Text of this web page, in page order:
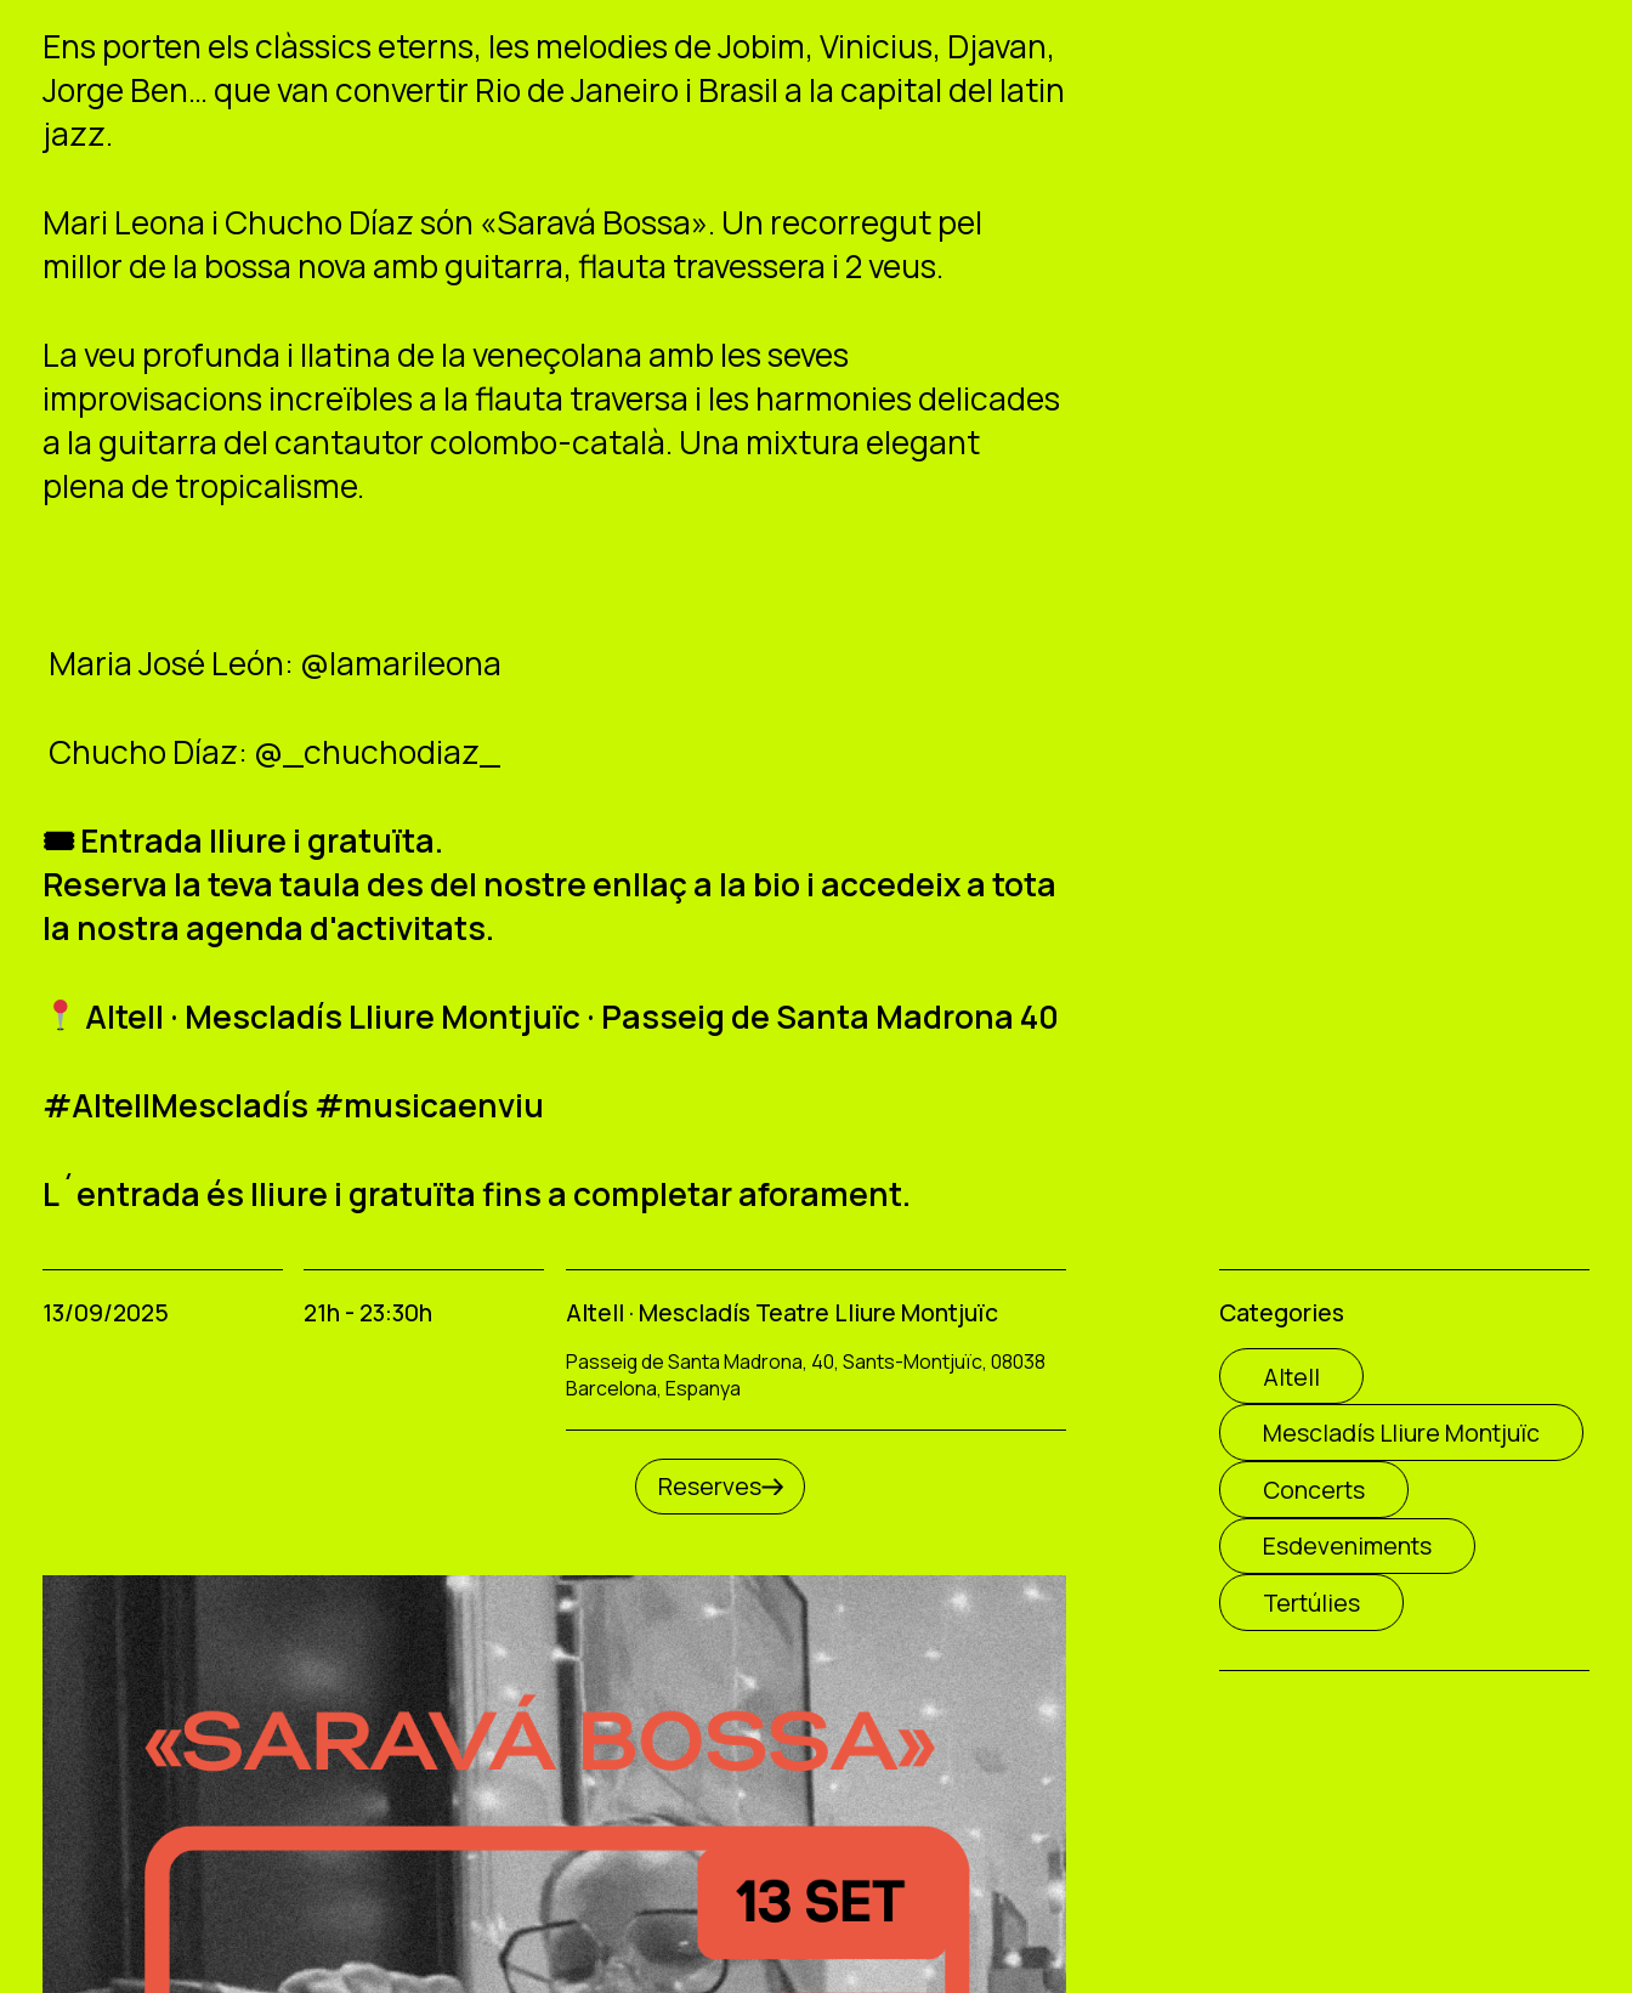
Ens porten els clàssics eterns, les melodies de Jobim, Vinicius, Djavan,
Jorge Ben… que van convertir Rio de Janeiro i Brasil a la capital del latin
jazz.
Mari Leona i Chucho Díaz són «Saravá Bossa». Un recorregut pel
millor de la bossa nova amb guitarra, flauta travessera i 2 veus.
La veu profunda i llatina de la veneçolana amb les seves
improvisacions increïbles a la flauta traversa i les harmonies delicades
a la guitarra del cantautor colombo-català. Una mixtura elegant
plena de tropicalisme.
Maria José León: @lamarileona
Chucho Díaz: @_chuchodiaz_
🎟 Entrada lliure i gratuïta.
Reserva la teva taula des del nostre enllaç a la bio i accedeix a tota
la nostra agenda d'activitats.
Altell · Mescladís Lliure Montjuïc · Passeig de Santa Madrona 40
#AltellMescladís #musicaenviu
L´entrada és lliure i gratuïta fins a completar aforament.
13/09/2025 21h - 23:30h Altell · Mescladís Teatre Lliure Montjuïc
Passeig de Santa Madrona, 40, Sants-Montjuïc, 08038
Barcelona, Espanya
Reserves
Categories
Altell
Mescladís Lliure Montjuïc
Concerts
Esdeveniments
Tertúlies